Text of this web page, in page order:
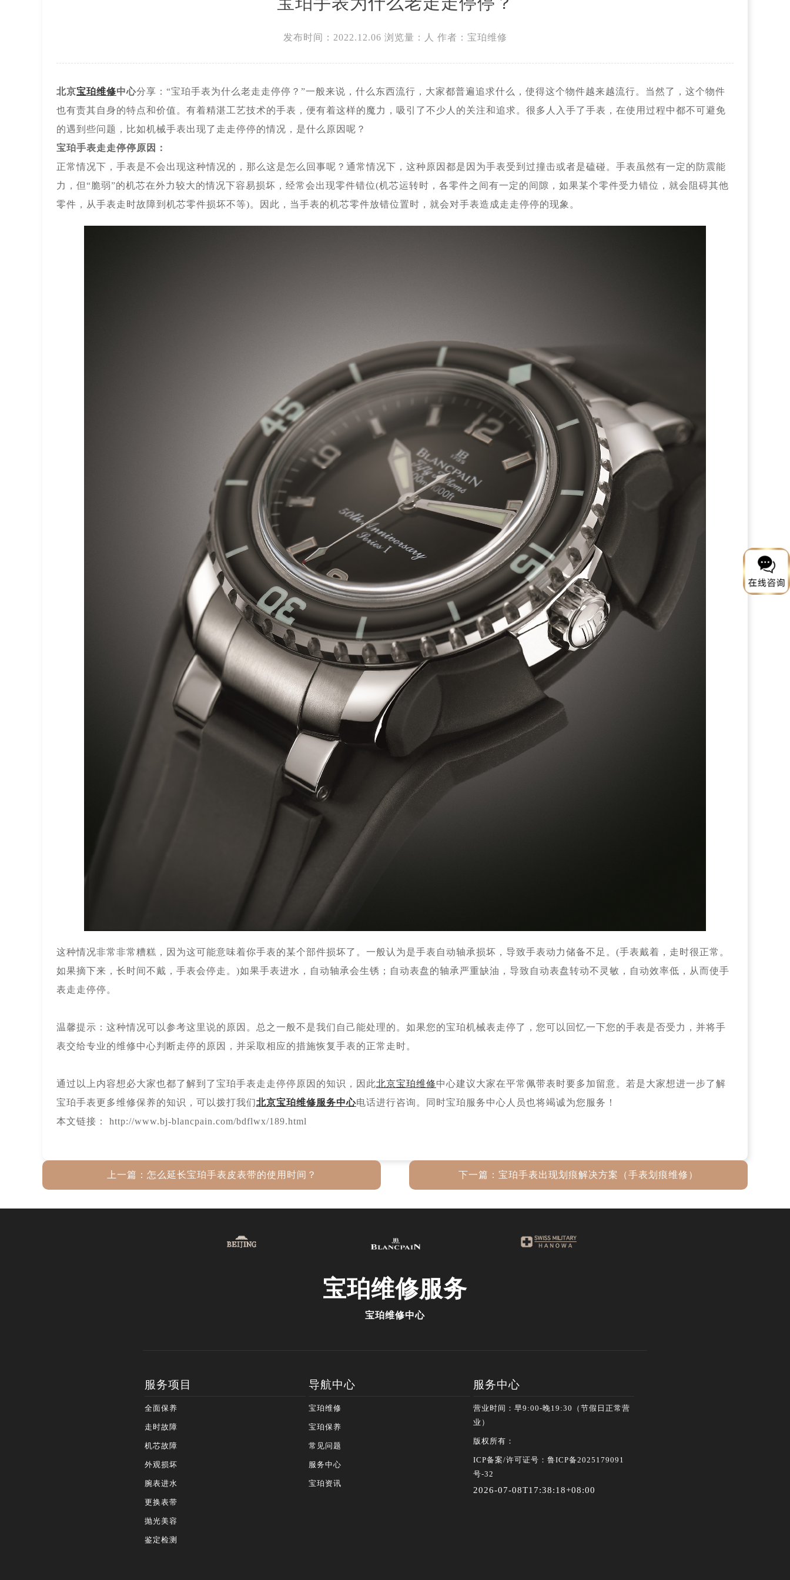
发布时间：2022.12.06 浏览量： 人 作者：宝珀维修
北京宝珀维修中心分享：“宝珀手表为什么老走走停停？”一般来说，什么东西流行，大家都普遍追求什么，使得这个物件越来越流行。当然了，这个物件
也有责其自身的特点和价值。有着精湛工艺技术的手表，便有着这样的魔力，吸引了不少人的关注和追求。很多人入手了手表，在使用过程中都不可避免
的遇到些问题，比如机械手表出现了走走停停的情况，是什么原因呢？
宝珀手表走走停停原因：
正常情况下，手表是不会出现这种情况的，那么这是怎么回事呢？通常情况下，这种原因都是因为手表受到过撞击或者是磕碰。手表虽然有一定的防震能
力，但“脆弱”的机芯在外力较大的情况下容易损坏，经常会出现零件错位(机芯运转时，各零件之间有一定的间隙，如果某个零件受力错位，就会阻碍其他
零件，从手表走时故障到机芯零件损坏不等)。因此，当手表的机芯零件放错位置时，就会对手表造成走走停停的现象。
这种情况非常非常糟糕，因为这可能意味着你手表的某个部件损坏了。一般认为是手表自动轴承损坏，导致手表动力储备不足。(手表戴着，走时很正常。
如果摘下来，长时间不戴，手表会停走。)如果手表进水，自动轴承会生锈；自动表盘的轴承严重缺油，导致自动表盘转动不灵敏，自动效率低，从而使手
表走走停停。
温馨提示：这种情况可以参考这里说的原因。总之一般不是我们自己能处理的。如果您的宝珀机械表走停了，您可以回忆一下您的手表是否受力，并将手
表交给专业的维修中心判断走停的原因，并采取相应的措施恢复手表的正常走时。
通过以上内容想必大家也都了解到了宝珀手表走走停停原因的知识，因此北京宝珀维修中心建议大家在平常佩带表时要多加留意。若是大家想进一步了解
宝珀手表更多维修保养的知识，可以拨打我们北京宝珀维修服务中心电话进行咨询。同时宝珀服务中心人员也将竭诚为您服务！
本文链接： http://www.bj-blancpain.com/bdflwx/189.html
上一篇： 怎么延长宝珀手表皮表带的使用时间？ 下一篇： 宝珀手表出现划痕解决方案（手表划痕维修）
宝珀维修服务
宝珀维修中心
服务项目
全面保养
走时故障
机芯故障
外观损坏
腕表进水
更换表带
抛光美容
鉴定检测
导航中心
宝珀维修
宝珀保养
常见问题
服务中心
宝珀资讯
服务中心
营业时间：早9:00-晚19:30（节假日正常营
业）
版权所有：
ICP备案/许可证号：鲁ICP备2025179091
号-32
2026-07-08T17:38:18+08:00